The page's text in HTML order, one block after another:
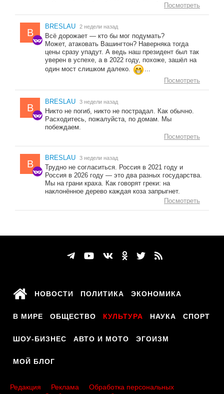
Посмотреть
B
BRESLAU 2 недели назад
Всё дорожает — кто бы мог подумать?
Может, атаковать Вашингтон? Наверняка тогда
цены сразу упадут. А ведь наш президент был так
уверен в успехе, а в 2022 году, похоже, зашёл на
один мост слишком далеко.
Посмотреть
B
BRESLAU 3 недели назад
Никто не погиб, никто не пострадал. Как обычно.
Расходитесь, пожалуйста, по домам. Мы
побеждаем.
Посмотреть
B
BRESLAU 3 недели назад
Трудно не согласиться. Россия в 2021 году и
Россия в 2026 году — это два разных государства.
Мы на грани краха. Как говорят греки: на
наклонённое дерево каждая коза запрыгнет.
Посмотреть
НОВОСТИ ПОЛИТИКА ЭКОНОМИКА
В МИРЕ ОБЩЕСТВО КУЛЬТУРА НАУКА СПОРТ
ШОУ-БИЗНЕС АВТО И МОТО ЭГОИЗМ
МОЙ БЛОГ
Редакция Реклама
Обработка персональных